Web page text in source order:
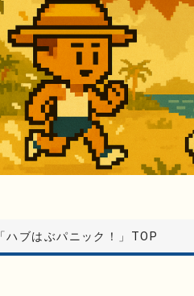
「ハブはぶパニック！」TOP